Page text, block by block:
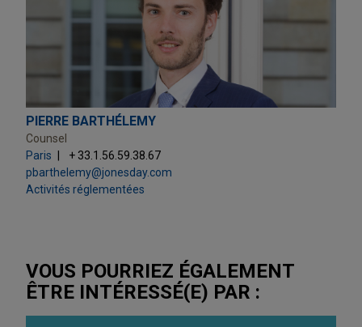
PIERRE BARTHÉLEMY
Counsel
Paris
+ 33.1.56.59.38.67
pbarthelemy@jonesday.com
Activités réglementées
VOUS POURRIEZ ÉGALEMENT
ÊTRE INTÉRESSÉ(E) PAR :